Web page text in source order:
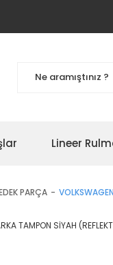
Lineer
PARÇA